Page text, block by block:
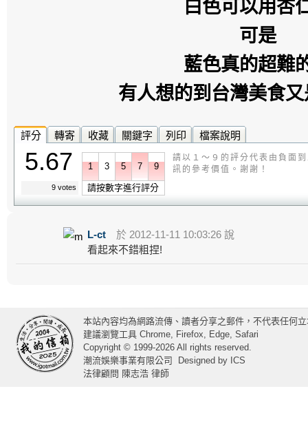
白色可以用杏
可是
藍色真的超難
有人想的到台灣美食
評分 轉寄 收藏 關鍵字 列印 檔案說明
5.67
9 votes
1 3 5 7 9
請按數字進行評分
請以１～９的評分代表由負面
訊的參考價值。謝謝！
L-ct
於 2012-11-11 10:03:26 說
看起來不錯粗捏!
本站內容均為網路流傳、讀者分享之郵件，不代表任何
建議瀏覽工具 Chrome, Firefox, Edge, Safari
Copyright © 1999-2026 All rights reserved.
潮流娛樂事業有限公司
Designed by ICS
法律顧問 陳志浩 律師